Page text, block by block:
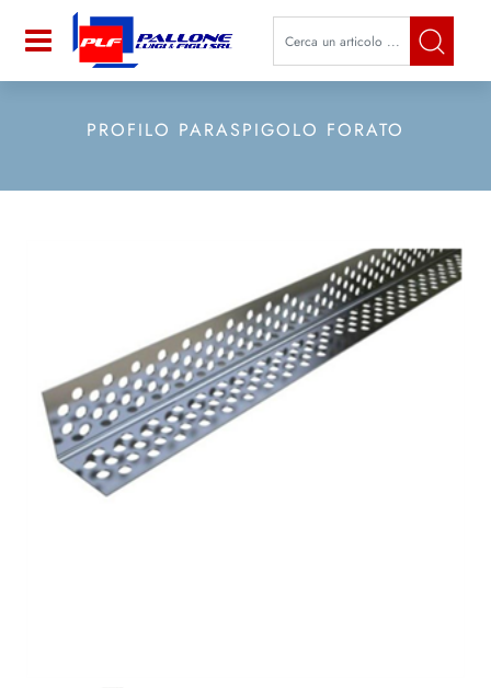
Open La modifica di un filtro
PROFILO PARASPIGOLO FORATO